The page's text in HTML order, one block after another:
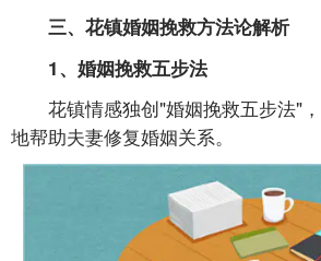
三、花镇婚姻挽救方法论解析
1、婚姻挽救五步法
花镇情感独创"婚姻挽救五步法"，
地帮助夫妻修复婚姻关系。